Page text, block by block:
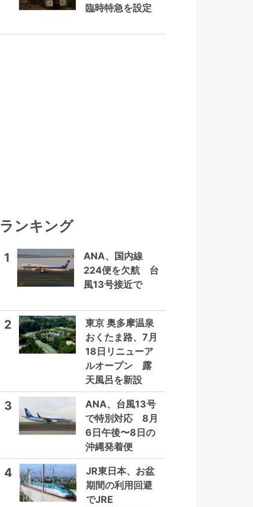
臨時特急を設定
ランキング
1
ANA、国内線
224便を欠航 台
風13号接近で
2
東京 奥多摩温泉
おくたま路、7月
18日リニューア
ルオープン 露
天風呂を新設
3
ANA、台風13号
で特別対応 8月
6日午後〜8日の
沖縄発着便
4
JR東日本、お盆
期間の利用回避
でJRE